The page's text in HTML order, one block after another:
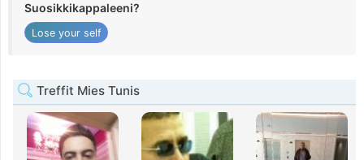
Suosikkikappaleeni?
Lose your self
Treffit Mies Tunis